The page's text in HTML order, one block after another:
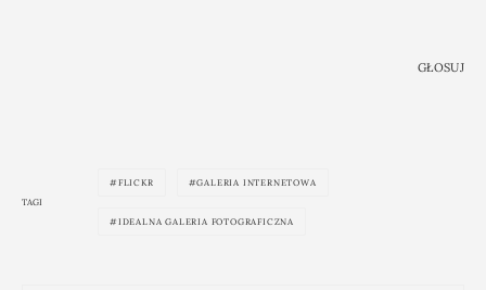
GŁOSUJ
TAGI
FLICKR GALERIA INTERNETOWA
IDEALNA GALERIA FOTOGRAFICZNA